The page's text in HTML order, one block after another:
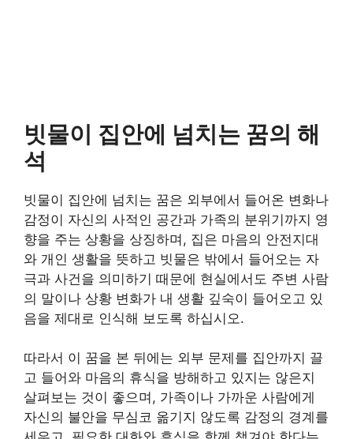
빗물이 집안에 넘치는 꿈의 해
석
빗물이 집안에 넘치는 꿈은 외부에서 들어온 변화나
감정이 자신의 사적인 공간과 가족의 분위기까지 영
향을 주는 상황을 상징하며, 집은 마음의 안전지대
와 개인 생활을 뜻하고 빗물은 밖에서 들어오는 자
극과 사건을 의미하기 때문에 현실에서도 주변 사람
의 말이나 상황 변화가 내 생활 깊숙이 들어오고 있
음을 제대로 인식해 보도록 하십시오.
따라서 이 꿈을 본 뒤에는 외부 문제를 집안까지 끌
고 들어와 마음의 휴식을 방해하고 있지는 않은지
살펴보는 것이 좋으며, 가족이나 가까운 사람에게
자신의 불안을 무심코 옮기지 않도록 감정의 경계를